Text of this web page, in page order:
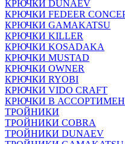
КРЮЧКИ DUNAEV
КРЮЧКИ FEDEER
КРЮЧКИ GAMAKATSU
КРЮЧКИ KILLER
КРЮЧКИ KOSADAKA
КРЮЧКИ MUSTAD
КРЮЧКИ OWNER
КРЮЧКИ RYOBI
КРЮЧКИ VIDO CRAFT
КРЮЧКИ В
ТРОЙНИКИ
ТРОЙНИКИ COBRA
ТРОЙНИКИ DUNAEV